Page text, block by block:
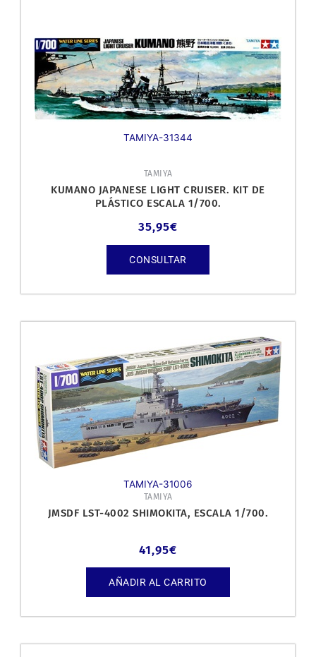
TAMIYA-31344
TAMIYA
KUMANO JAPANESE LIGHT CRUISER. KIT DE
PLÁSTICO ESCALA 1/700.
35,95€
CONSULTAR
TAMIYA-31006
TAMIYA
JMSDF LST-4002 SHIMOKITA, ESCALA 1/700.
41,95€
AÑADIR AL CARRITO